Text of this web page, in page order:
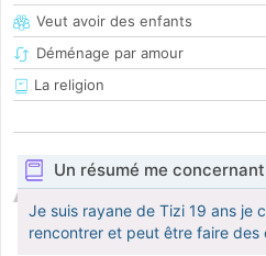
Veut avoir des enfants
Déménage par amour
La religion
Un résumé me concernant
Je suis rayane de Tizi 19 ans je
rencontrer et peut être faire des